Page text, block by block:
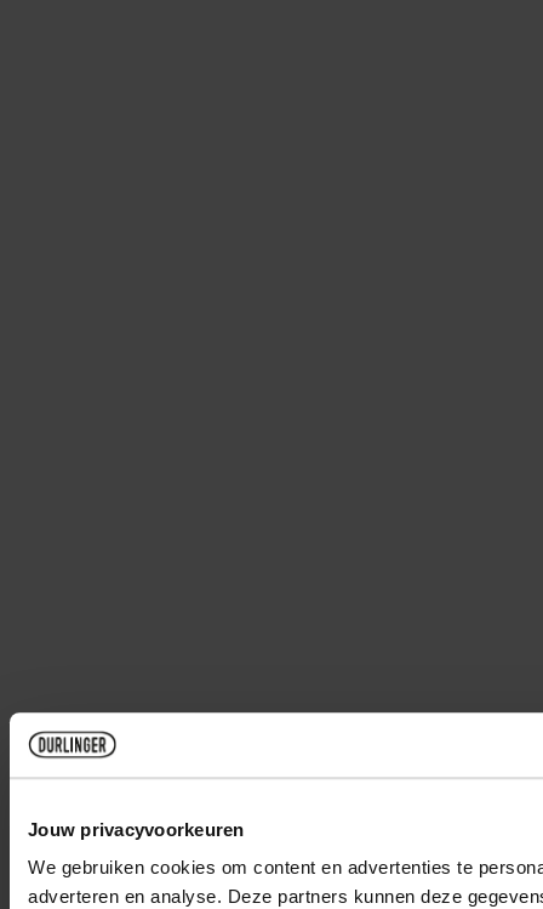
Jouw privacyvoorkeuren
We gebruiken cookies om content en advertenties te
adverteren en analyse. Deze partners kunnen deze